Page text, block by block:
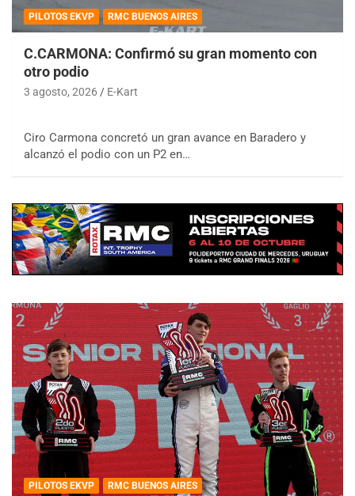
PILOTOS EKVP RMC BUENOS AIRES
C.CARMONA: Confirmó su gran momento con
otro podio
3 agosto, 2026 E-Kart
Ciro Carmona concretó un gran avance en Baradero y
alcanzó el podio con un P2 en…
PILOTOS EKVP RMC BUENOS AIRES